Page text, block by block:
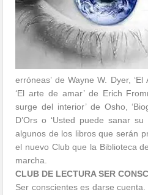
erróneas’de Wayne W. Dyer, ‘El
‘El arte de amar’de Erich
surge del interior’ de Osho ,
D’Ors o ‘Usted puede sanar
algunos de los libros que serán
el nuevo Club que la Biblioteca
marcha.
CLUB DE LECTURA SER
Ser conscientes es darse